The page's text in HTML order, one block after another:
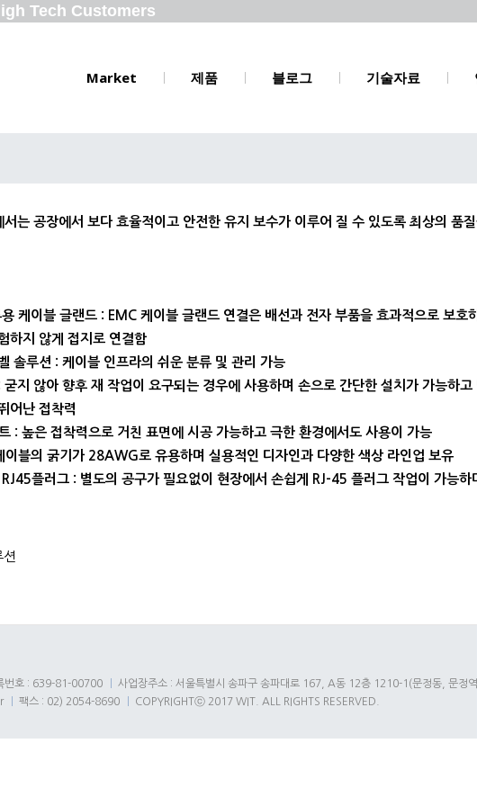
Tech Customers
Market 제품 블로그 기술자료
서는 공장에서 보다 효율적이고 안전한 유지 보수가 이루어 질 수 있도록 최상의 품
케이블 글랜드 : EMC 케이블 글랜드 연결은 배선과 전자 부품을 효과적으로 보호
하지 않게 접지로 연결함
솔루션 : 케이블 인프라의 쉬운 분류 및 관리 가능
지 않아 향후 재 작업이 요구되는 경우에 사용하며 손으로 간단한 설치가 가능하고
어난 접착력
: 높은 접착력으로 거친 표면에 시공 가능하고 극한 환경에서도 사용이 가능
이블의 굵기가 28AWG로 유용하며 실용적인 디자인과 다양한 색상 라인업 보유
플러그 : 별도의 공구가 필요없이 현장에서 손쉽게 RJ-45 플러그 작업이 가능
번호 : 639-81-00700 사업장주소 : 서울특별시 송파구 송파대로 167, A동 12층 1210-1 (문정동, 문정역
팩스 : 02) 2054-8690 COPYRIGHTⓒ 2017 WIT. ALL RIGHTS RESERVED.